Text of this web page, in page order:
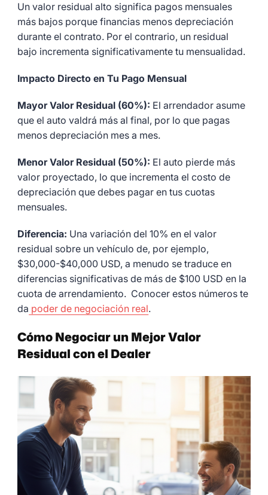
Un valor residual alto significa pagos mensuales
más bajos porque financias menos depreciación
durante el contrato. Por el contrario, un residual
bajo incrementa significativamente tu mensualidad.
Impacto Directo en Tu Pago Mensual
Mayor Valor Residual (60%): El arrendador asume
que el auto valdrá más al final, por lo que pagas
menos depreciación mes a mes.
Menor Valor Residual (50%): El auto pierde más
valor proyectado, lo que incrementa el costo de
depreciación que debes pagar en tus cuotas
mensuales.
Diferencia: Una variación del 10% en el valor
residual sobre un vehículo de, por ejemplo,
$30,000-$40,000 USD, a menudo se traduce en
diferencias significativas de más de $100 USD en la
cuota de arrendamiento. Conocer estos números te
da poder de negociación real.
Cómo Negociar un Mejor Valor
Residual con el Dealer